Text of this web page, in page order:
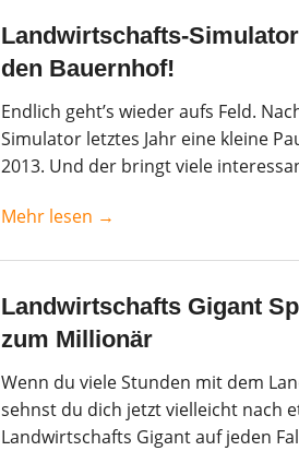
Landwirtschafts-
den Bauernhof!
Endlich geht’s wieder aufs Feld.
Simulator letztes Jahr eine kleine
2013. Und der bringt viele
Mehr lesen →
Landwirtschafts Gigant
zum Millionär
Wenn du viele Stunden mit dem
sehnst du dich jetzt vielleicht nach
Landwirtschafts Gigant auf jeden